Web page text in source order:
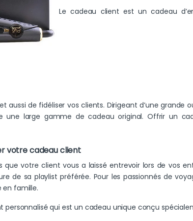
Le cadeau client est un cadeau
aussi de fidéliser vos clients. Dirigeant d’une
une large gamme de cadeau original. Offrir un
votre cadeau client
que votre client vous a laissé entrevoir lors de vos
de sa playlist préférée. Pour les passionnés de
en famille.
personnalisé qui est un cadeau unique conçu